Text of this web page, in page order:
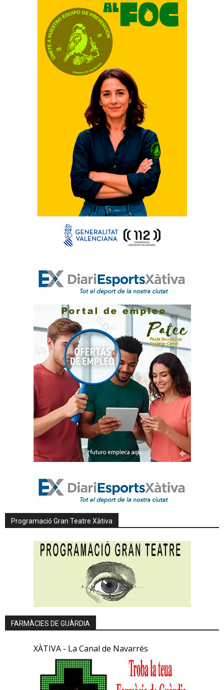
Programació Gran Teatre Xàtiva
FARMÀCIES DE GUÀRDIA
XÀTIVA - La Canal de Navarrés